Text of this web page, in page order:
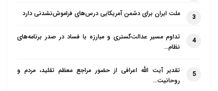
3 ملت ایران برای دشمن آمریکایی درس‌های فراموش‌نشدنی دارد
4
تداوم مسیر عدالت‌گستری و مبارزه با فساد در صدر برنامه‌های
نظام…
5
تقدیر آیت الله اعرافی از حضور مراجع معظم تقلید، مردم و
روحانیت…